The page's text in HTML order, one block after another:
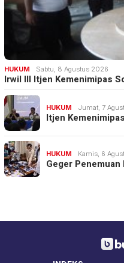
HUKUM Sabtu, 8 Agustus 2026
Irwil III Itjen Kemenimipas
HUKUM Jumat, 7
Itjen
HUKUM Kamis, 6
Geger